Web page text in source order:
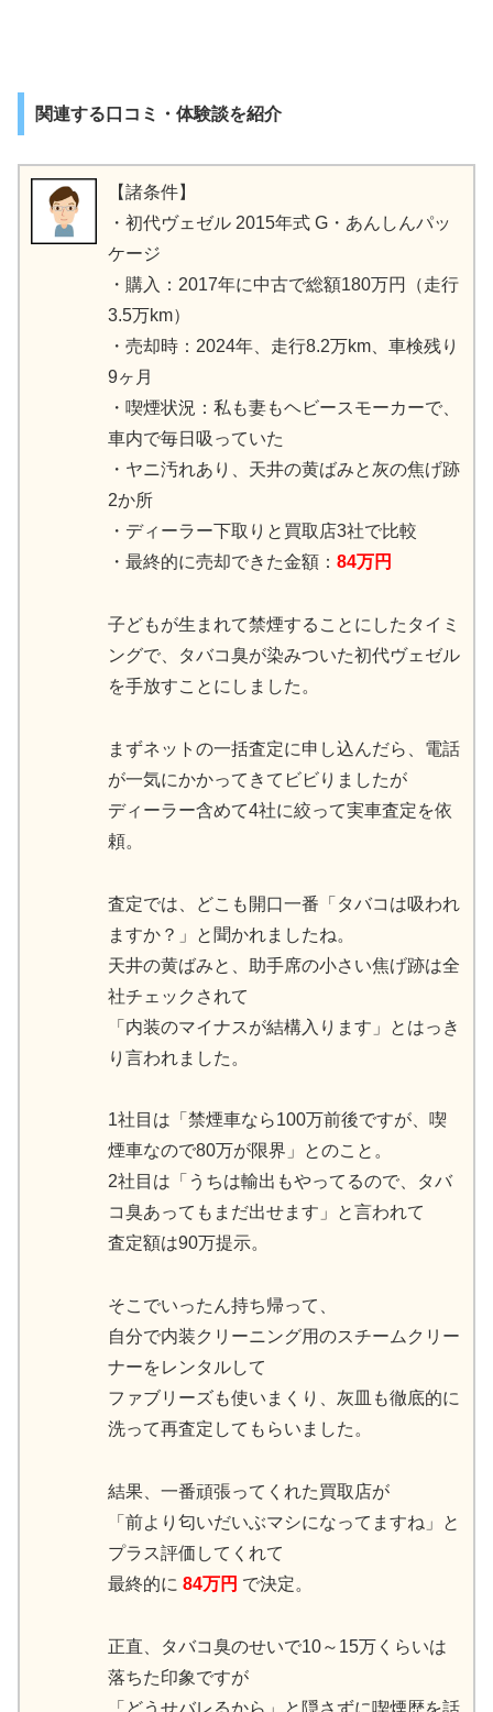
関連する口コミ・体験談を紹介
【諸条件】
・初代ヴェゼル 2015年式 G・あんしんパッ
ケージ
・購入：2017年に中古で総額180万円（走行
3.5万km）
・売却時：2024年、走行8.2万km、車検残り
9ヶ月
・喫煙状況：私も妻もヘビースモーカーで、
車内で毎日吸っていた
・ヤニ汚れあり、天井の黄ばみと灰の焦げ跡
2か所
・ディーラー下取りと買取店3社で比較
・最終的に売却できた金額： 84万円
子どもが生まれて禁煙することにしたタイミ
ングで、タバコ臭が染みついた初代ヴェゼル
を手放すことにしました。
まずネットの一括査定に申し込んだら、電話
が一気にかかってきてビビりましたが
ディーラー含めて4社に絞って実車査定を依
頼。
査定では、どこも開口一番「タバコは吸われ
ますか？」と聞かれましたね。
天井の黄ばみと、助手席の小さい焦げ跡は全
社チェックされて
「内装のマイナスが結構入ります」とはっき
り言われました。
1社目は「禁煙車なら100万前後ですが、喫
煙車なので80万が限界」とのこと。
2社目は「うちは輸出もやってるので、タバ
コ臭あってもまだ出せます」と言われて
査定額は90万提示。
そこでいったん持ち帰って、
自分で内装クリーニング用のスチームクリー
ナーをレンタルして
ファブリーズも使いまくり、灰皿も徹底的に
洗って再査定してもらいました。
結果、一番頑張ってくれた買取店が
「前より匂いだいぶマシになってますね」と
プラス評価してくれて
最終的に 84万円 で決定。
正直、タバコ臭のせいで10～15万くらいは
落ちた印象ですが
「どうせバレるから」と隠さずに喫煙歴を話